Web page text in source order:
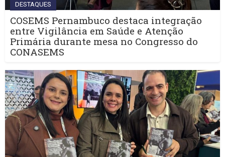
DESTAQUES
COSEMS Pernambuco destaca integração
entre Vigilância em Saúde e Atenção
Primária durante mesa no Congresso do
CONASEMS